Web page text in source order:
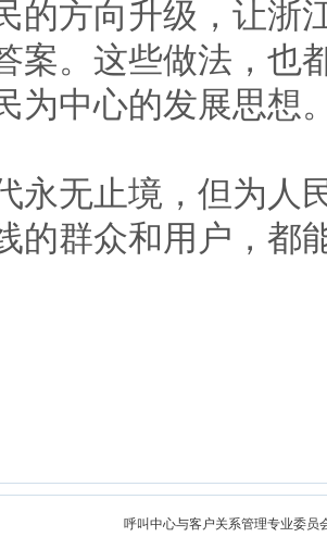
的方向升级，让浙
案。这些做法，也
为中心的发展思想
永无止境，但为人
的群众和用户，都
呼叫中心与客户关系管理专业委员